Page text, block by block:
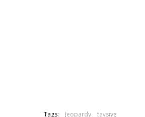
Tags: Jeopardy tavsiye